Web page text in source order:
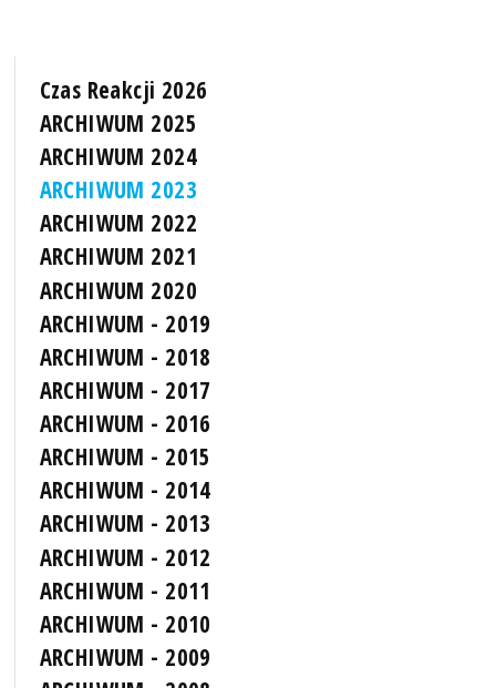
Czas Reakcji 2026
ARCHIWUM 2025
ARCHIWUM 2024
ARCHIWUM 2023
ARCHIWUM 2022
ARCHIWUM 2021
ARCHIWUM 2020
ARCHIWUM - 2019
ARCHIWUM - 2018
ARCHIWUM - 2017
ARCHIWUM - 2016
ARCHIWUM - 2015
ARCHIWUM - 2014
ARCHIWUM - 2013
ARCHIWUM - 2012
ARCHIWUM - 2011
ARCHIWUM - 2010
ARCHIWUM - 2009